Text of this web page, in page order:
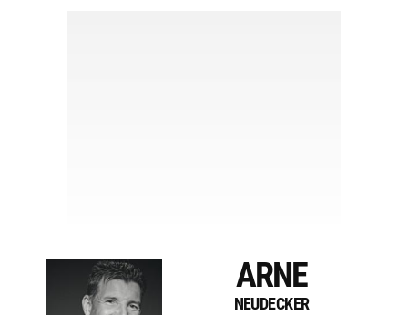
ARNE
NEUDECKER